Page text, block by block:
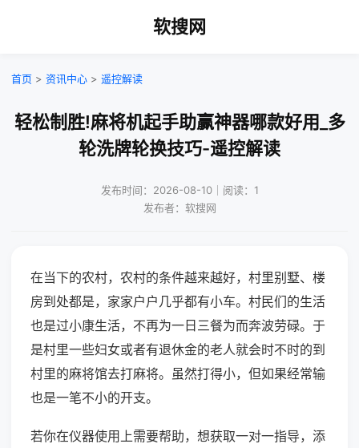
软搜网
首页 > 资讯中心 > 遥控解读
轻松制胜!麻将机起手助赢神器哪款好用_多
轮洗牌轮换技巧-遥控解读
发布时间：2026-08-10｜阅读：1
发布者：软搜网
在当下的农村，农村的条件越来越好，村里别墅、楼
房到处都是，家家户户几乎都有小车。村民们的生活
也是过小康生活，不再为一日三餐为而奔波劳碌。于
是村里一些妇女或者有退休金的老人就会时不时的到
村里的麻将馆去打麻将。虽然打得小，但如果经常输
也是一笔不小的开支。
若你在仪器使用上需要帮助，想获取一对一指导，添